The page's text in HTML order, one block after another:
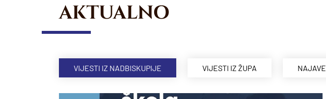
AKTUALNO
VIJESTI IZ NADBISKUPIJE VIJESTI IZ ŽUPA NAJAVE